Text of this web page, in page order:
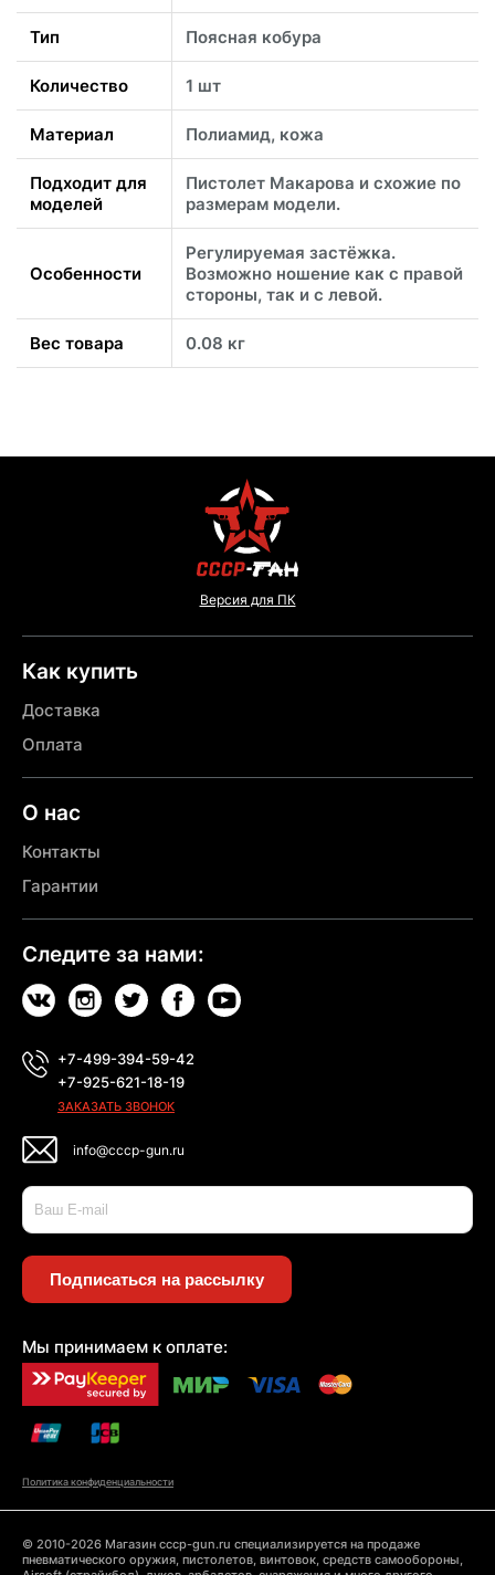
Тип Поясная кобура
Количество 1 шт
Материал Полиамид, кожа
Подходит для
моделей
Пистолет Макарова и схожие по
размерам модели.
Особенности
Регулируемая застёжка.
Возможно ношение как с правой
стороны, так и с левой.
Вес товара 0.08 кг
Версия для ПК
Как купить
Доставка
Оплата
О нас
Контакты
Гарантии
Следите за нами:
+7-499-394-59-42
+7-925-621-18-19
ЗАКАЗАТЬ ЗВОНОК
info@cccp-gun.ru
Подписаться на рассылку
Мы принимаем к оплате:
Политика конфиденциальности
© 2010-2026 Магазин cccp-gun.ru специализируется на продаже
пневматического оружия, пистолетов, винтовок, средств самообороны,